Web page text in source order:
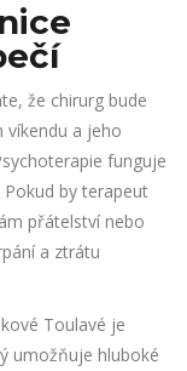
že chirurg bude
víkendu a jeho
funguje
by terapeut
přátelství nebo
a ztrátu
Toulavé je
umožňuje hluboké